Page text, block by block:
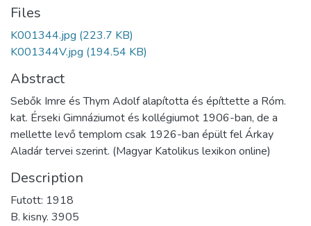
Files
K001344.jpg (223.7 KB)
K001344V.jpg (194.54 KB)
Abstract
Sebők Imre és Thym Adolf alapította és építtette a Róm.
kat. Érseki Gimnáziumot és kollégiumot 1906-ban, de a
mellette levő templom csak 1926-ban épült fel Árkay
Aladár tervei szerint. (Magyar Katolikus lexikon online)
Description
Futott: 1918
B. kisny. 3905